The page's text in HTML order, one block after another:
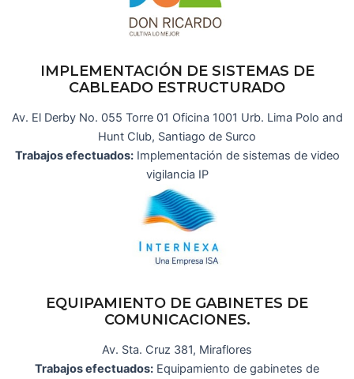
IMPLEMENTACIÓN DE SISTEMAS DE
CABLEADO ESTRUCTURADO
Av. El Derby No. 055 Torre 01 Oficina 1001 Urb. Lima Polo and
Hunt Club, Santiago de Surco
Trabajos efectuados:Implementación de sistemas de video
vigilancia IP
EQUIPAMIENTO DE GABINETES DE
COMUNICACIONES.
Av. Sta. Cruz 381, Miraflores
Trabajos efectuados: Equipamiento de gabinetes de